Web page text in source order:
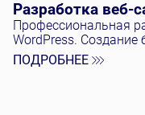
Разработка веб-
Профессиональная
WordPress. Создание
ПОДРОБНЕЕ